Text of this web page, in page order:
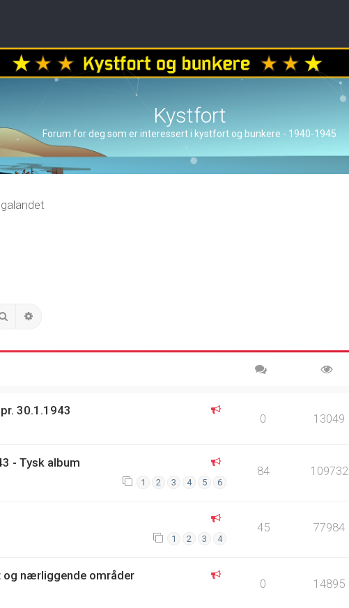
Kystfort
Forum for deg som er interessert i kystfort og bunkere - 1940-1945
Search
30.1.1943
0 13049
- Tysk album
1 2 3 4 5 6
84 109732
1 2 3 4
45 77984
og nærliggende områder
0 14895